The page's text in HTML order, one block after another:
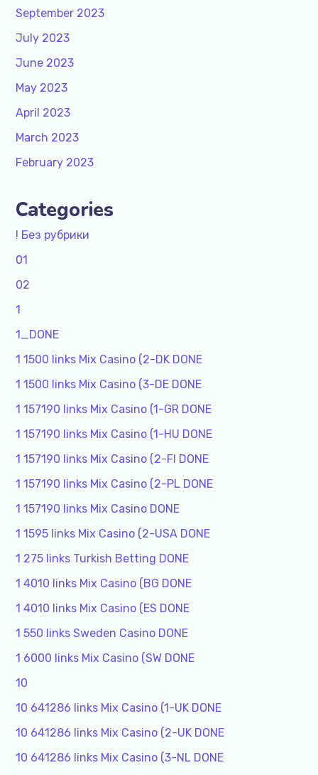
September 2023
July 2023
June 2023
May 2023
April 2023
March 2023
February 2023
Categories
! Без рубрики
01
02
1
1_DONE
1 1500 links Mix Casino (2-DK DONE
1 1500 links Mix Casino (3-DE DONE
1 157190 links Mix Casino (1-GR DONE
1 157190 links Mix Casino (1-HU DONE
1 157190 links Mix Casino (2-FI DONE
1 157190 links Mix Casino (2-PL DONE
1 157190 links Mix Casino DONE
1 1595 links Mix Casino (2-USA DONE
1 275 links Turkish Betting DONE
1 4010 links Mix Casino (BG DONE
1 4010 links Mix Casino (ES DONE
1 550 links Sweden Casino DONE
1 6000 links Mix Casino (SW DONE
10
10 641286 links Mix Casino (1-UK DONE
10 641286 links Mix Casino (2-UK DONE
10 641286 links Mix Casino (3-NL DONE